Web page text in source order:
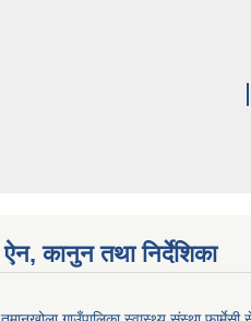
ऐन, कानुन तथा निर्देशिका